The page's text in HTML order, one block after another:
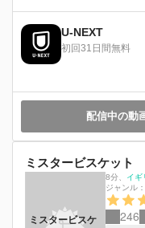
U-NEXT
初回31日間無料
配信中の動
ミスタービスケット
ミスタービスケ
8分
イギ
ジャンル：
246